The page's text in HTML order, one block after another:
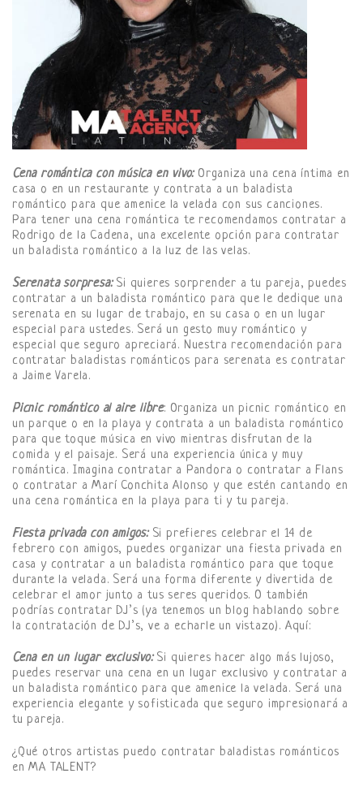
Cena romántica con música en vivo:Organiza una cena íntima en
casa o en un restaurante y contrata a un baladista
romántico para que amenice la velada con sus canciones.
Para tener una cena romántica te recomendamos contratar a
Rodrigo de la Cadena, una excelente opción para contratar
un baladista romántico a la luz de las velas.
Serenata sorpresa:Si quieres sorprender a tu pareja, puedes
contratar a un baladista romántico para que le dedique una
serenata en su lugar de trabajo, en su casa o en un lugar
especial para ustedes. Será un gesto muy romántico y
especial que seguro apreciará. Nuestra recomendación para
contratar baladistas románticos para serenata es contratar
a Jaime Varela.
Picnic romántico al aire libre: Organiza un picnic romántico en
un parque o en la playa y contrata a un baladista romántico
para que toque música en vivo mientras disfrutan de la
comida y el paisaje. Será una experiencia única y muy
romántica. Imagina contratar a Pandora o contratar a Flans
o contratar a Marí Conchita Alonso y que estén cantando en
una cena romántica en la playa para ti y tu pareja.
Fiesta privada con amigos:Si prefieres celebrar el 14 de
febrero con amigos, puedes organizar una fiesta privada en
casa y contratar a un baladista romántico para que toque
durante la velada. Será una forma diferente y divertida de
celebrar el amor junto a tus seres queridos. O también
podrías contratar DJ’s (ya tenemos un blog hablando sobre
la contratación de DJ’s, ve a echarle un vistazo). Aquí:
Cena en un lugar exclusivo:Si quieres hacer algo más lujoso,
puedes reservar una cena en un lugar exclusivo y contratar a
un baladista romántico para que amenice la velada. Será una
experiencia elegante y sofisticada que seguro impresionará a
tu pareja.
¿Qué otros artistas puedo contratar baladistas románticos
en MA TALENT?